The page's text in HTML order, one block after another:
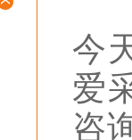
今
爱
咨